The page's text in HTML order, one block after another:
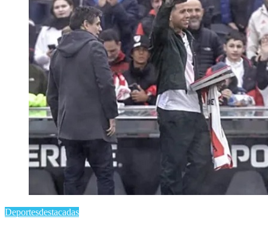
Deportesdestacadas